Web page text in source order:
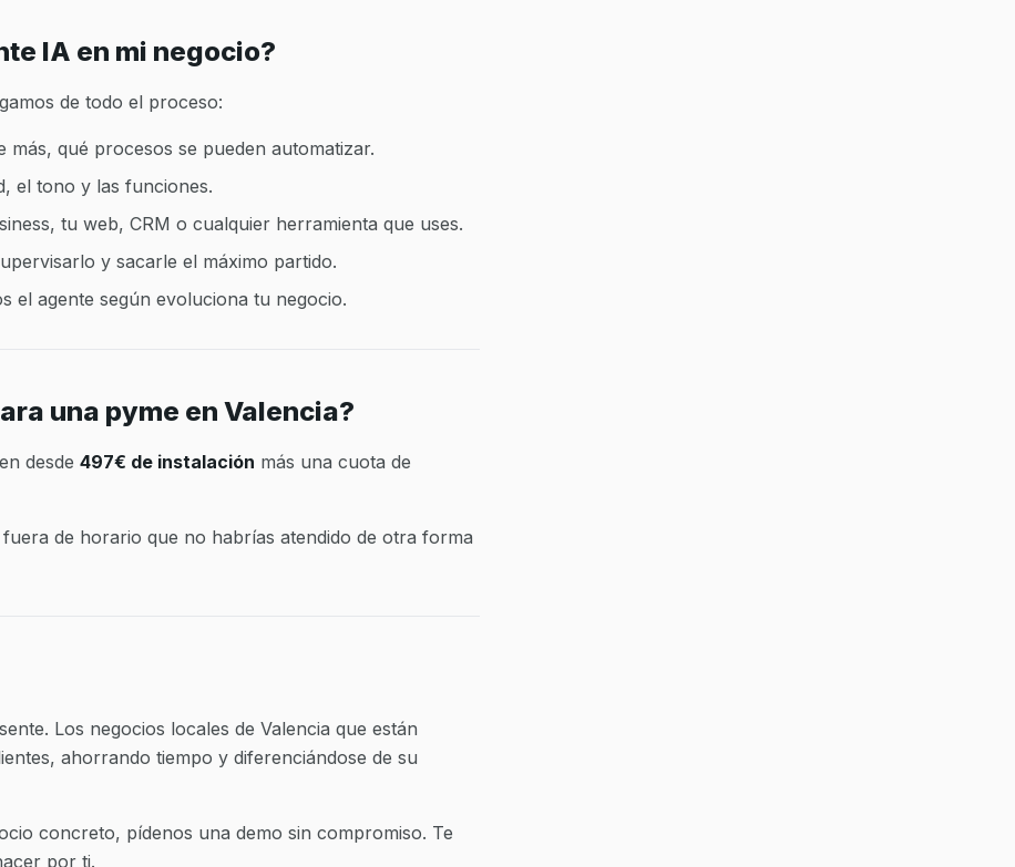
IA en mi negocio?
de todo el proceso:
más, qué procesos se pueden automatizar.
el tono y las funciones.
tu web, CRM o cualquier herramienta que uses.
y sacarle el máximo partido.
el agente según evoluciona tu negocio.
una pyme en Valencia?
desde 497€ de instalación más una cuota de
de horario que no habrías atendido de otra forma
Los negocios locales de Valencia que están
ahorrando tiempo y diferenciándose de su
concreto, pídenos una demo sin compromiso. Te
por ti.